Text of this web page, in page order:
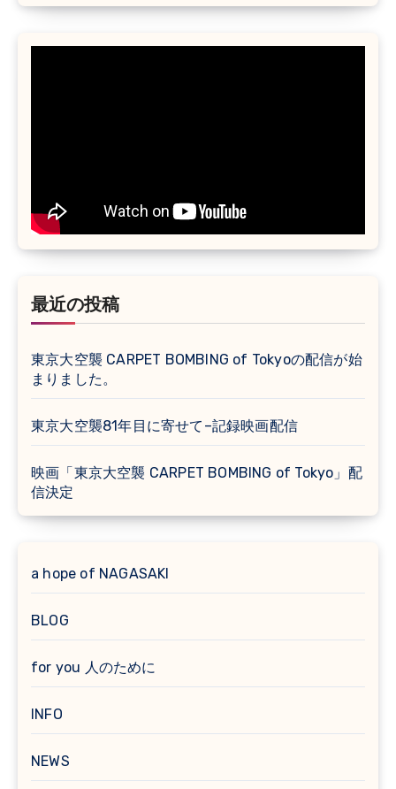
最近の投稿
東京大空襲 CARPET BOMBING of Tokyoの配信が始
まりました。
東京大空襲81年目に寄せて–記録映画配信
映画「東京大空襲 CARPET BOMBING of Tokyo」配
信決定
a hope of NAGASAKI
BLOG
for you 人のために
INFO
NEWS